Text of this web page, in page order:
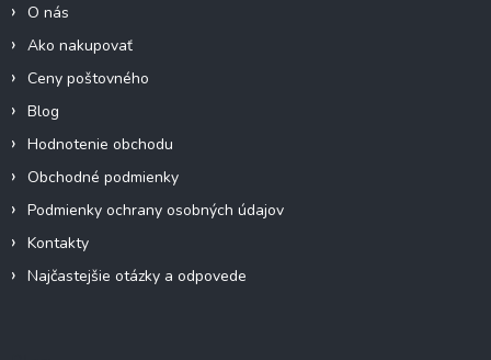
O nás
Ako nakupovať
Ceny poštovného
Blog
Hodnotenie obchodu
Obchodné podmienky
Podmienky ochrany osobných údajov
Kontakty
Najčastejšie otázky a odpovede